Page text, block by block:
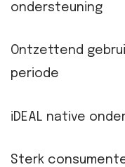
ondersteuning
Ontzettend
periode
iDEAL native
Sterk